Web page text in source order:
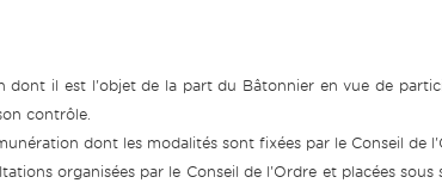
dont il est l'objet de la part du Bâtonnier en vue de
contrôle.
dont les modalités sont fixées par le Conseil de
organisées par le Conseil de l'Ordre et placées sous